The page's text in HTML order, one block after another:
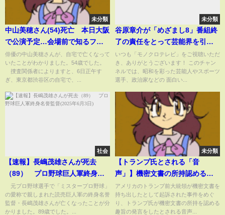
未分類
中山美穂さん(54)死亡 本日大阪
で公演予定…会場前で知るファ
ンも「この後仕事できるかどう
か分からない」
俳優の中山美穂さんが、自宅で亡くなって
いたことがわかりました。54歳でした。
捜査関係者によりますと、6日正午す
ぎ、東京都渋谷区の自宅で、...
未分類
谷原章介が「めざまし8」番組終
了の責任をとって芸能界を引退
する真相に一同絶句…視聴率低
迷を続ける本当の理由やフジの
劣悪すぎる労働環境の実態に震
いつも「モノクロテレビ」をご視聴いただ
き、ありがとうございます！ このチャン
ネルでは、昭和を彩った芸能人やスポーツ
選手、政治家などの 面白い...
社会
【速報】長嶋茂雄さんが死去
（89） プロ野球巨人軍終身名
誉監督(2025年6月3日)
元プロ野球選手で「ミスタープロ野球」
の愛称で親しまれた読売巨人軍の終身名誉
監督・長嶋茂雄さんが亡くなったことが分
かりました。89歳でした。...
未分類
【トランプ氏とされる「音
声」】機密文書の所持認める発
言か 複数メディアが報じる
アメリカのトランプ前大統領が機密文書を
持ち出したとして起訴された事件をめぐ
り、トランプ氏が機密文書の所持を認める
趣旨の発言をしたとされる音声...